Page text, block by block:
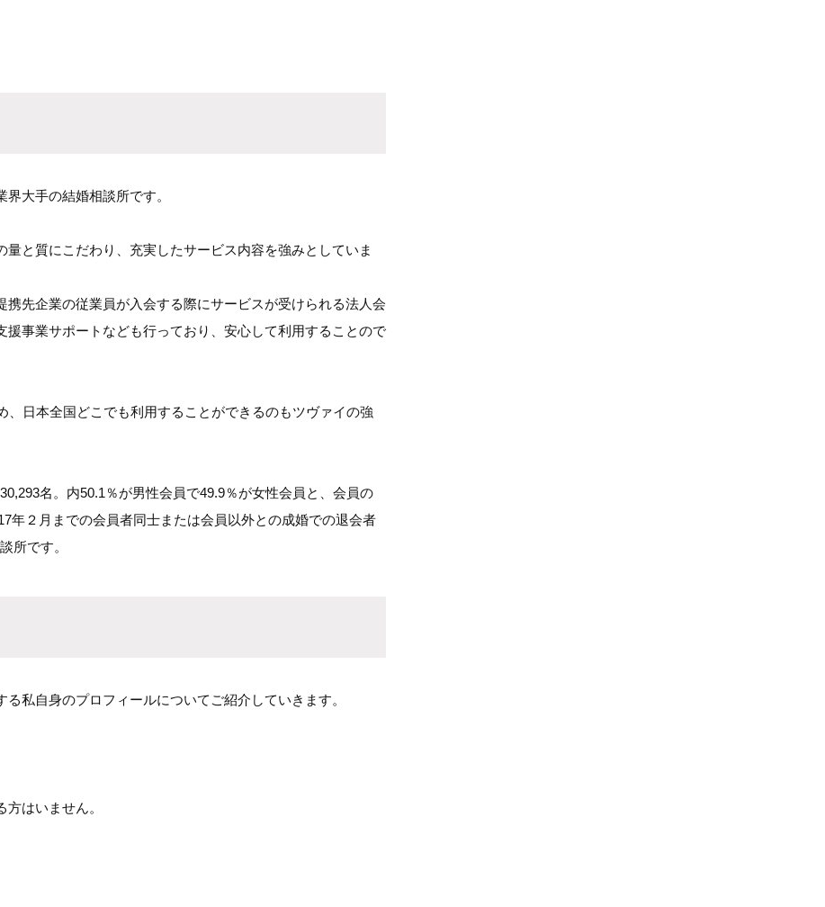
大手の結婚相談所です。
と質にこだわり、充実したサービス内容を強みとしていま
先企業の従業員が入会する際にサービスが受けられる法人会
援事業サポートなども行っており、安心して利用することので
、日本全国どこでも利用することができるのもツヴァイの強
名。内50.1％が男性会員で49.9％が女性会員と、会員の
年２月までの会員者同士または会員以外との成婚での退会者
所です。
私自身のプロフィールについてご紹介していきます。
はいません。